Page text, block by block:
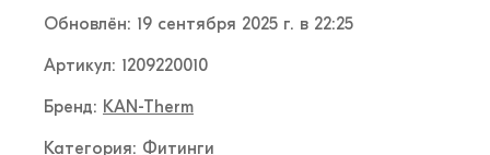
Обновлён: 19 сентября 2025 г. в 22:25
Артикул: 1209220010
Бренд: KAN-Therm
Категория: Фитинги